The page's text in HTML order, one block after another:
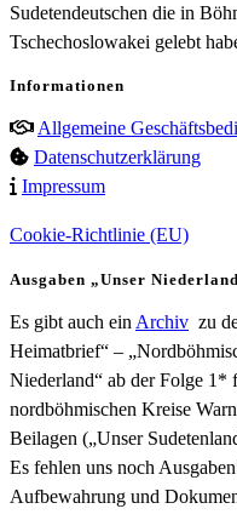
Sudetendeutschen die in
Tschechoslowakei gelebt
Informationen
Allgemeine
Datenschutzerklärung
Impressum
Cookie-Richtlinie (EU)
Ausgaben „Unser
Es gibt auch ein Archiv zu
Heimatbrief“ –
Niederland“ ab der Folge 1*
nordböhmischen Kreise
Beilagen („Unser
Es fehlen uns noch
Aufbewahrung und